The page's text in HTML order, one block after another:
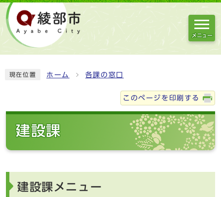
メニュー
現在位置 ホーム 各課の窓口
このページを印刷する
建設課
建設課メニュー